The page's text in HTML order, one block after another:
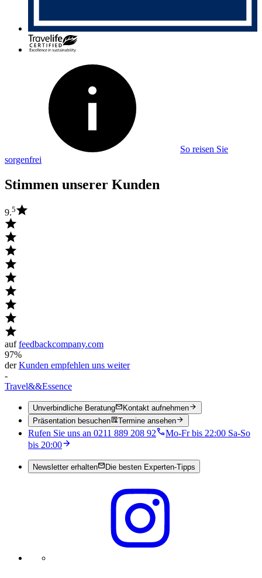
So reisen Sie
sorgenfrei
Stimmen unserer Kunden
9.5
auffeedbackcompany.com
97%
derKunden empfehlen uns weiter
-
Travel&&Essence
Unverbindliche Beratung
Kontakt aufnehmen
Präsentation besuchen
Termine ansehen
Rufen Sie uns an 0211 889 208 92
Mo-Fr bis 22:00 Sa-So
bis 20:00
Newsletter erhalten Die besten Experten-Tipps